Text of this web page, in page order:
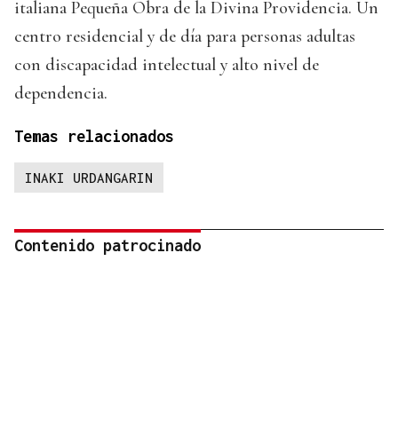
italiana Pequeña Obra de la Divina Providencia. Un
centro residencial y de día para personas adultas
con discapacidad intelectual y alto nivel de
dependencia.
Temas relacionados
INAKI URDANGARIN
Contenido patrocinado